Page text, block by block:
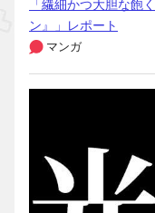
「繊細かつ大胆な飽
ン』」レポート
マンガ